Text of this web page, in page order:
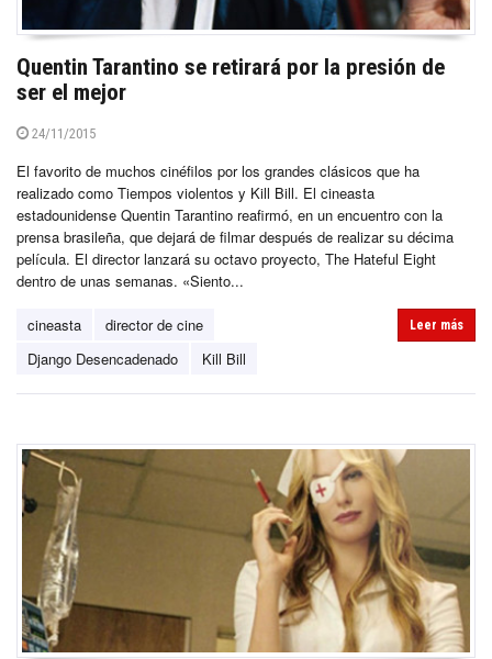
Quentin Tarantino se retirará por la presión de
ser el mejor
24/11/2015
El favorito de muchos cinéfilos por los grandes clásicos que ha
realizado como Tiempos violentos y Kill Bill. El cineasta
estadounidense Quentin Tarantino reafirmó, en un encuentro con la
prensa brasileña, que dejará de filmar después de realizar su décima
película. El director lanzará su octavo proyecto, The Hateful Eight
dentro de unas semanas. «Siento...
cineasta
director de cine
Django Desencadenado
Kill Bill
Leer más